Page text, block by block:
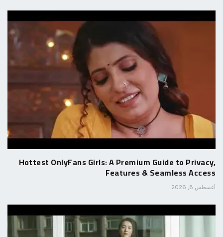
Hottest OnlyFans Girls: A Premium Guide to Privacy,
Features & Seamless Access
أغسطس 8, 2026